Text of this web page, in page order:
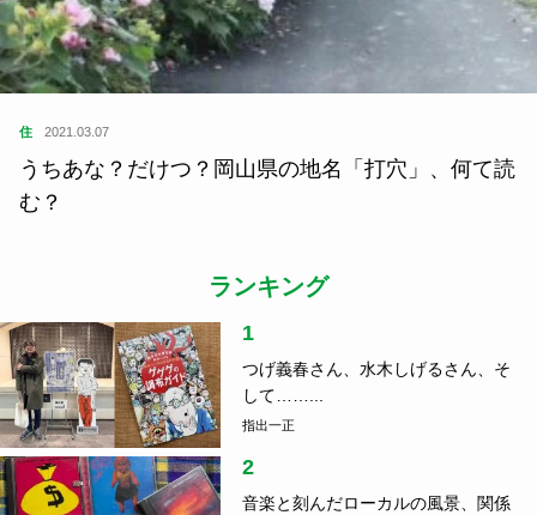
住 2021.03.07
うちあな？だけつ？岡山県の地名「打穴」、何て読
む？
ランキング
1
つげ義春さん、水木しげるさん、そ
して……...
指出一正
2
音楽と刻んだローカルの風景、関係